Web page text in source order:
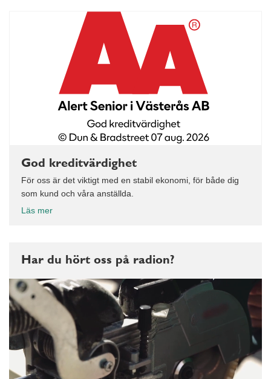
God kreditvärdighet
För oss är det viktigt med en stabil ekonomi, för både dig
som kund och våra anställda.
Läs mer
Har du hört oss på radion?